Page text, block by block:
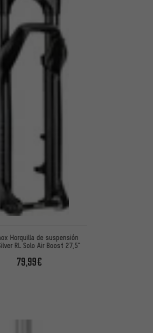
Horquilla de suspensión
RL Solo Air Boost 27,5"
79,99€